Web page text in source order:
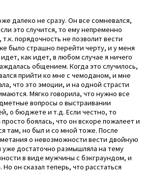
далеко не сразу. Он все сомневался,
это случится, то ему непременно
порядочность не позволит вести
было страшно перейти черту, и у меня
как идет, в любом случае я ничего
общением. Когда это случилось,
прийти ко мне с чемоданом, и мне
что это эмоции, и на одной страсти
Мягко говорила, что нужно все
вопросы о выстраивании
о бюджете и т.д. Если честно, то
боялась, что он вскоре пожалеет и
там, но был и со мной тоже. После
о невозможности вести двойную
достаточно размышляла на тему
в виде мужчины с бэкграундом, и
он сказал теперь, что расстаться